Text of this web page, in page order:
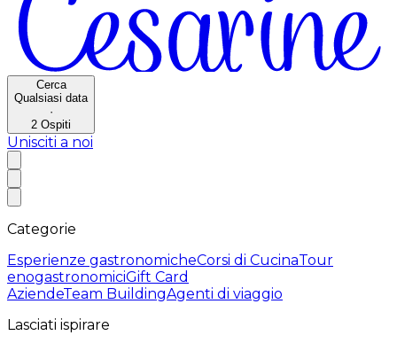
Cerca
Qualsiasi data
·
2 Ospiti
Unisciti a noi
Categorie
Esperienze gastronomicheCorsi di CucinaTour
enogastronomiciGift Card
AziendeTeam BuildingAgenti di viaggio
Lasciati ispirare